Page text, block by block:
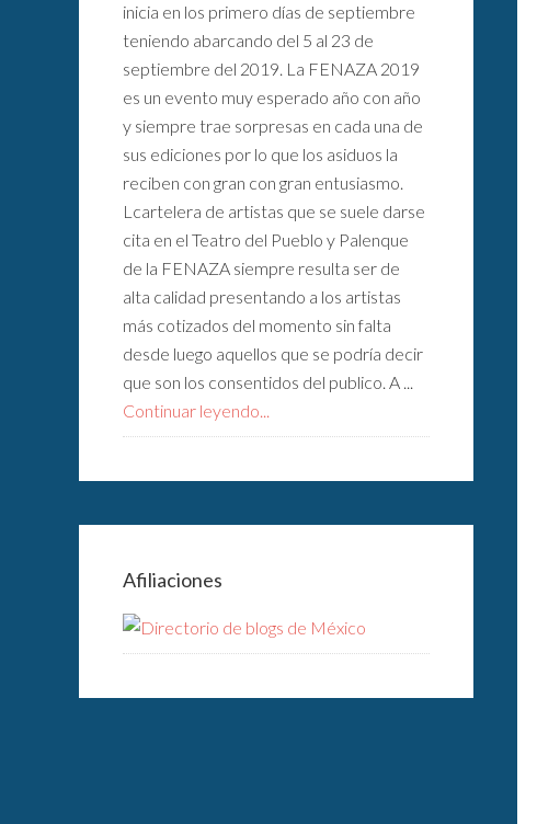
inicia en los primero días de septiembre
teniendo abarcando del 5 al 23 de
septiembre del 2019. La FENAZA 2019
es un evento muy esperado año con año
y siempre trae sorpresas en cada una de
sus ediciones por lo que los asiduos la
reciben con gran con gran entusiasmo.
Lcartelera de artistas que se suele darse
cita en el Teatro del Pueblo y Palenque
de la FENAZA siempre resulta ser de
alta calidad presentando a los artistas
más cotizados del momento sin falta
desde luego aquellos que se podría decir
que son los consentidos del publico. A ...
Continuar leyendo...
Afiliaciones